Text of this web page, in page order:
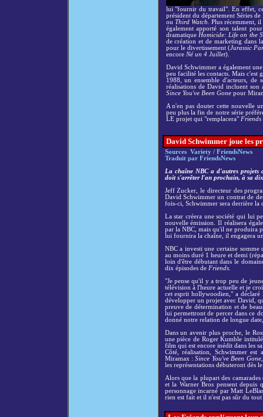
lui "fournir du travail". En effet,
président du département Séries
ou Third Watch . Plus récemment,
également apporté son talent
dramatique Homicide: Life on the
de création et de marketing dans
pour le divertissement (Jurassic
encoreNé un 4 Juillet).
David Schwimmer a également
peu facilité les contacts. Mais c'est
1988, un ensemble d'acteurs, de
réalisations de David incluent son
Since You've Been Gonepour
A n'en pas douter cette nouvelle
peu plus la fin de notre série
LE projet qui "remplacera" Friends
David Schwimmer joue les
Sources Variety / FriendsNews
Traduit par FriendsNews
La chaîne NBC a d'autres projets
doit s'arrêter l'an prochain, à sa
Jeff Zucker, le directeur des
David Schwimmer un contrat de
fois-ci, Schwimmer sera derrière la
La star créera une société qui lui
nouvelle émission. Il réalisera
par la NBC, mais qu'il ne produira
lui fournira la chaîne, il engagera
NBC a investi une certaine
au moins duré 1 heure et demi
loin d'être débutant dans le
dix épisodes de Friends.
"Je pense qu'il y a trop peu de
télévision à l'heure actuelle et je
cet esprit hollywoodien," a déclaré
développer un projet avec David,
preuve de détermination et de
lui permettront de percer dans ce
donné notre relation de longue
Dans un avenir plus proche, le
une pièce de Roger Kumble
film qui est encore inédit dans les
Côté, réalisation, Schwimmer
Miramax :Since You've Been Gone
les représentations débuteront dès
Alors que la plupart des
et la Warner Bros pensent
personnage incarné par Matt
rien est fait et il n'est pas sûr du